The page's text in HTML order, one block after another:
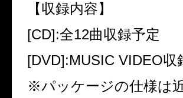
【収録内容】
[CD]:全12曲収録予定
[DVD]:MUSIC VIDEO
※パッケージの仕様は